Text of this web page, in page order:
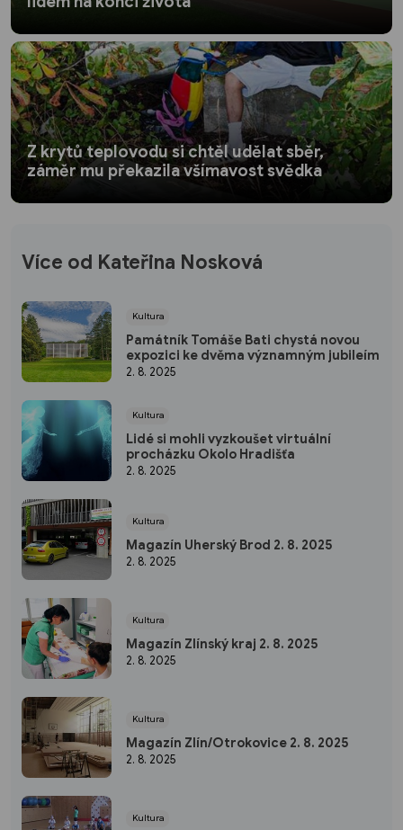
Z krytů teplovodu si chtěl udělat sběr,
záměr mu překazila všímavost svědka
Více od Kateřina Nosková
Kultura
Památník Tomáše Bati chystá novou
expozici ke dvěma významným jubileím
2. 8. 2025
Kultura
Lidé si mohli vyzkoušet virtuální
procházku Okolo Hradišťa
2. 8. 2025
Kultura
Magazín Uherský Brod 2. 8. 2025
2. 8. 2025
Kultura
Magazín Zlínský kraj 2. 8. 2025
2. 8. 2025
Kultura
Magazín Zlín/Otrokovice 2. 8. 2025
2. 8. 2025
Kultura